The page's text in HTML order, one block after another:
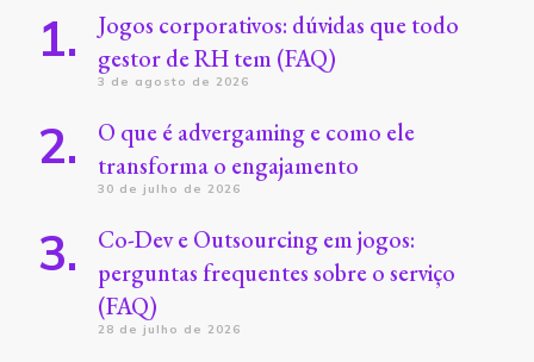
Jogos corporativos: dúvidas que todo
gestor de RH tem (FAQ)
3 de agosto de 2026
O que é advergaming e como ele
transforma o engajamento
30 de julho de 2026
Co-Dev e Outsourcing em jogos:
perguntas frequentes sobre o serviço
(FAQ)
28 de julho de 2026